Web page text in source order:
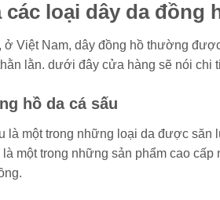
các loại dây da đồng
ở Việt Nam, dây đồng hồ thường
lằn. dưới đây cửa hàng sẽ nói chi
hồ da cá sấu
là một trong những loại da được săn
một trong những sản phẩm cao